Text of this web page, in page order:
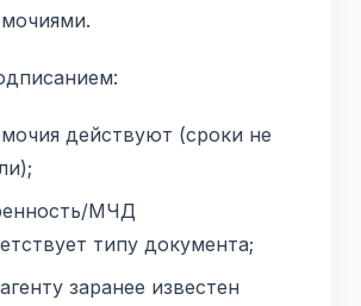
действуют (сроки не
МЧД
типу документа;
заранее известен